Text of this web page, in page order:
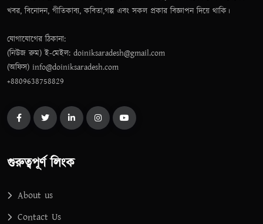
খবর, বিনোদন, গীতিকাব্য, কবিতা,গল্প এবং সকল প্রকার বিজ্ঞাপন দিয়ে থাকি।
যোগাযোগের ঠিকানা:
(নিউজ রুম) ই-মেইল: doiniksaradesh@gmail.com
(অফিস) info@doiniksaradesh.com
+8809638758829
গুরুত্বপূর্ণ লিংক
About us
Contact Us